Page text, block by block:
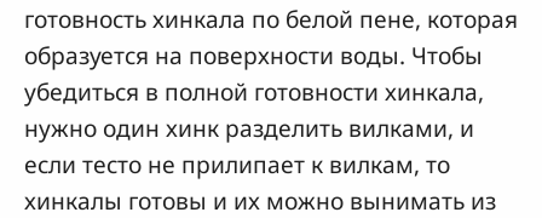
готовность хинкала по белой пене, которая
образуется на поверхности воды. Чтобы
убедиться в полной готовности хинкала,
нужно один хинк разделить вилками, и
если тесто не прилипает к вилкам, то
хинкалы готовы и их можно вынимать из